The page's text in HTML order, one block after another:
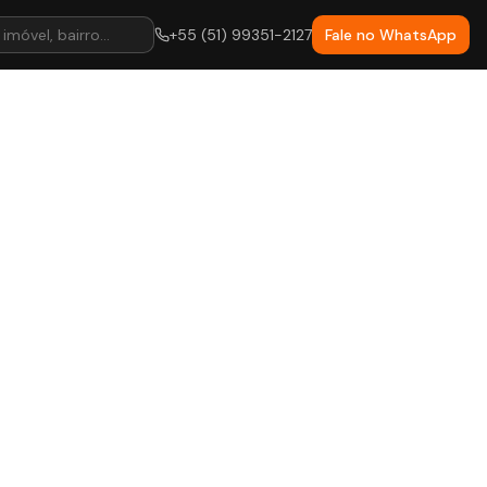
+55 (51) 99351-2127 Fale no WhatsApp